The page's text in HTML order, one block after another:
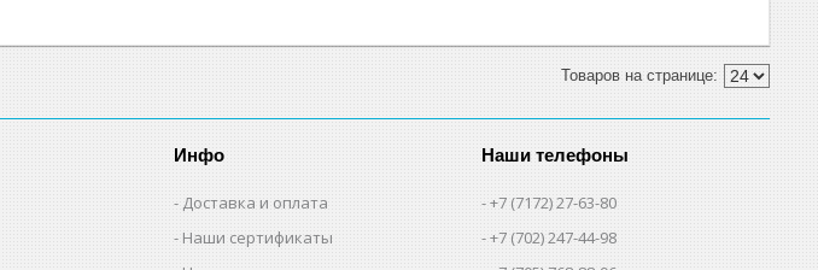
Инфо
Доставка и оплата
Наши сертификаты
Наши телефоны
+7 (7172) 27-63-80
+7 (702) 247-44-98